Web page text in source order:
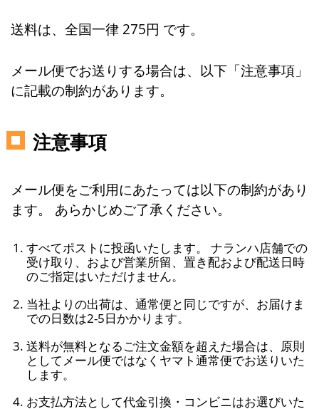
送料は、全国一律 275円 です。
メール便でお送りする場合は、以下「注意事項」
に記載の制約があります。
注意事項
メール便をご利用にあたっては以下の制約があり
ます。 あらかじめご了承ください。
すべてポストに投函いたします。 ナランハ店舗での
受け取り、および営業所留、置き配および配送日時
のご指定はいただけません。
当社よりの出荷は、通常便と同じですが、お届けま
での日数は2-5日かかります。
送料が無料となるご注文金額を超えた場合は、原則
としてメール便ではなくヤマト通常便でお送りいた
します。
お支払方法として代金引換・コンビニはお選びいた